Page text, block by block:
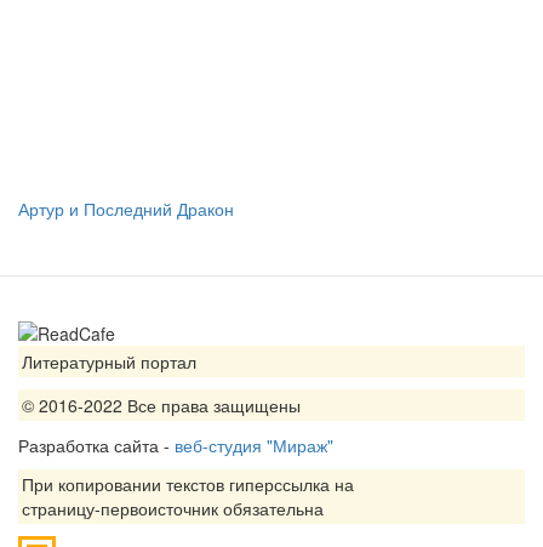
Артур и Последний Дракон
Литературный портал
© 2016-2022 Все права защищены
Разработка сайта - веб-студия "Мираж"
При копировании текстов гиперссылка на
страницу-первоисточник обязательна